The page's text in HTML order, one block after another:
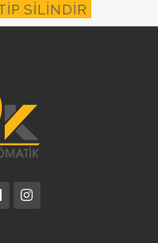
SILINDIR